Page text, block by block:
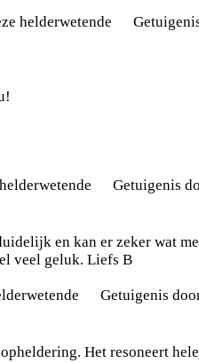
Getuigenis
en kan er zeker wat
veel geluk. Liefs B
Getuigenis
Het resoneert